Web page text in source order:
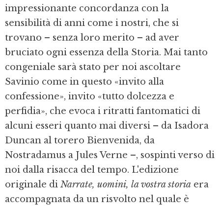
impressionante concordanza con la
sensibilità di anni come i nostri, che si
trovano – senza loro merito – ad aver
bruciato ogni essenza della Storia. Mai tanto
congeniale sarà stato per noi ascoltare
Savinio come in questo «invito alla
confessione», invito «tutto dolcezza e
perfidia», che evoca i ritratti fantomatici di
alcuni esseri quanto mai diversi – da Isadora
Duncan al torero Bienvenida, da
Nostradamus a Jules Verne –, sospinti verso di
noi dalla risacca del tempo. L'edizione
originale di Narrate, uomini, la vostra storia era
accompagnata da un risvolto nel quale è